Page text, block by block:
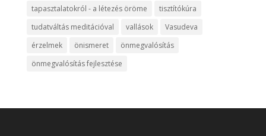
tapasztalatokról - a létezés öröme
tisztítókúra
tudatváltás meditációval
vallások
Vasudeva
érzelmek
önismeret
önmegvalósítás
önmegvalósítás fejlesztése